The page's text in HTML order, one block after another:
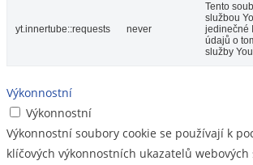
yt.innertube::requests never
Tento
službou
jedinečné
údajů o
služby
Výkonnostní
Výkonnostní
Výkonnostní soubory cookie se používají k
klíčových výkonnostních ukazatelů webových